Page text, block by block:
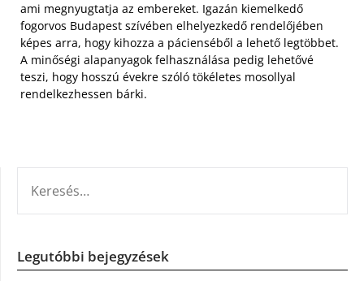
ami megnyugtatja az embereket. Igazán kiemelkedő
fogorvos Budapest szívében elhelyezkedő rendelőjében
képes arra, hogy kihozza a pácienséből a lehető legtöbbet.
A minőségi alapanyagok felhasználása pedig lehetővé
teszi, hogy hosszú évekre szóló tökéletes mosollyal
rendelkezhessen bárki.
Legutóbbi bejegyzések